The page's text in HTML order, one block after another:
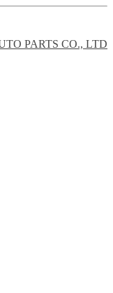
PARTS CO., LTD